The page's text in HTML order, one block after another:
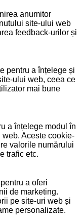
anumitor
site-ului web
feedback-urilor și
pentru a înțelege și
ului web, ceea ce
mai bune
a înțelege modul în
Aceste cookie-
valorile numărului
trafic etc.
a oferi
de marketing.
pe site-uri web și
personalizate.